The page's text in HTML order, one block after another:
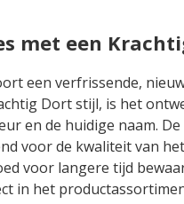
met een
een verfrissende,
Dort stijl, is het
en de huidige naam.
voor de kwaliteit van
voor langere tijd
in het